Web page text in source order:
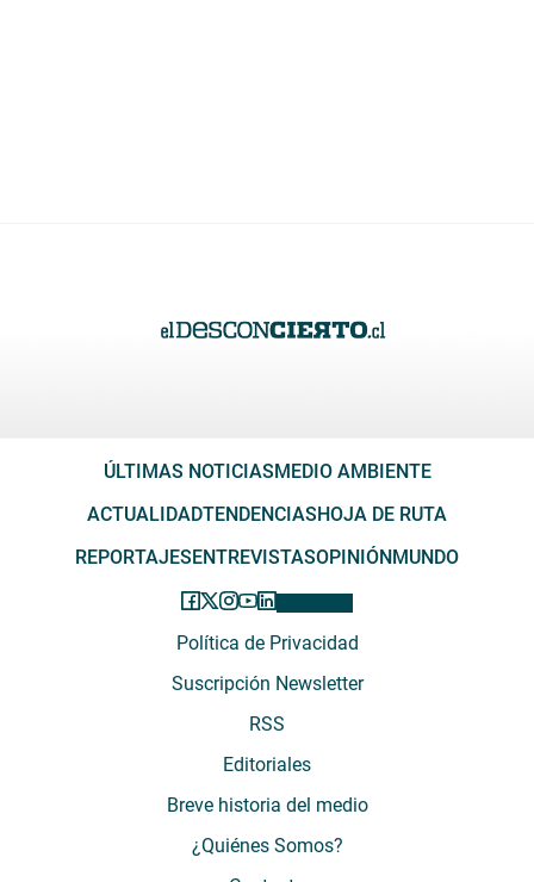
ÚLTIMAS NOTICIASMEDIO AMBIENTE
ACTUALIDADTENDENCIASHOJA DE RUTA
REPORTAJESENTREVISTASOPINIÓNMUNDO
Política de Privacidad
Suscripción Newsletter
RSS
Editoriales
Breve historia del medio
¿Quiénes Somos?